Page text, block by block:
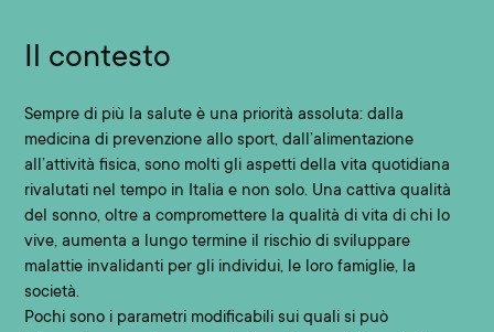
Il contesto
Sempre di più la salute è una priorità assoluta: dalla
medicina di prevenzione allo sport, dall’alimentazione
all’attività fisica, sono molti gli aspetti della vita quotidiana
rivalutati nel tempo in Italia e non solo. Una cattiva qualità
del sonno, oltre a compromettere la qualità di vita di chi lo
vive, aumenta a lungo termine il rischio di sviluppare
malattie invalidanti per gli individui, le loro famiglie, la
società.
Pochi sono i parametri modificabili sui quali si può